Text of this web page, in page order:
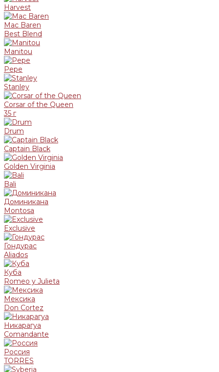
Harvest
Mac Baren
Best Blend
Manitou
Pepe
Stanley
Corsar of the Queen
35 г
Drum
Captain Black
Golden Virginia
Bali
Доминикана
Montosa
Exclusive
Гондурас
Aliados
Куба
Romeo y Julieta
Мексика
Don Cortez
Никарагуа
Comandante
Россия
TORRES